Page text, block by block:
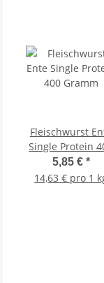
Fleischwurst
Single Protein
Gramm
5,85 € *
14,63 € pro 1